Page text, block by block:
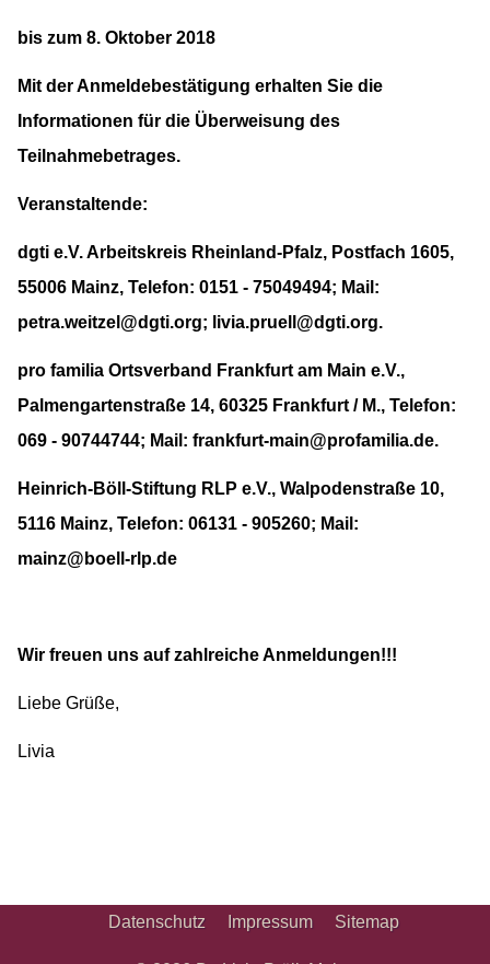
bis zum 8. Oktober 2018
Mit der Anmeldebestätigung erhalten Sie die
Informationen für die Überweisung des
Teilnahmebetrages.
Veranstaltende:
dgti e.V. Arbeitskreis Rheinland-Pfalz, Postfach 1605,
55006 Mainz, Telefon: 0151 - 75049494; Mail:
petra.weitzel@dgti.org; livia.pruell@dgti.org.
pro familia Ortsverband Frankfurt am Main e.V.,
Palmengartenstraße 14, 60325 Frankfurt / M., Telefon:
069 - 90744744; Mail: frankfurt-main@profamilia.de.
Heinrich-Böll-Stiftung RLP e.V., Walpodenstraße 10,
5116 Mainz, Telefon: 06131 - 905260; Mail:
mainz@boell-rlp.de
Wir freuen uns auf zahlreiche Anmeldungen!!!
Liebe Grüße,
Livia
Datenschutz Impressum Sitemap